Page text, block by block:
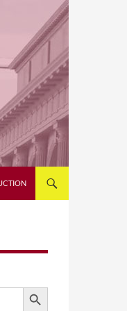
SEARCH BUTTON